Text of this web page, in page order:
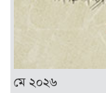
মে ২০২৬